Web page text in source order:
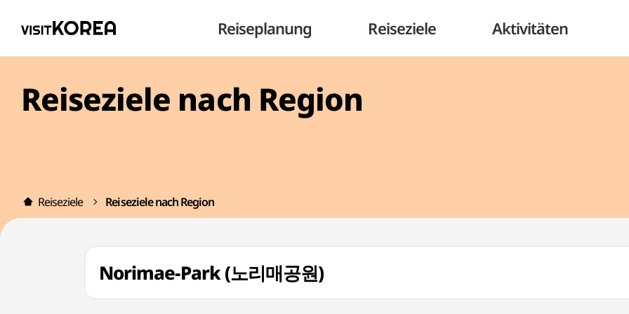
Reiseplanung Reiseziele Aktivitäten
Reiseziele nach Region
Reiseziele Reiseziele nach Region
Norimae-Park (노리매공원)